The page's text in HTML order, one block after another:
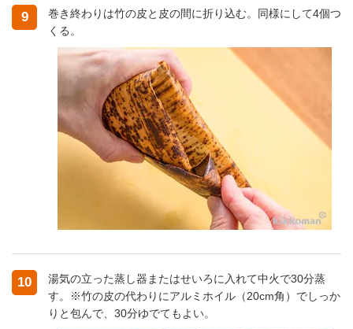
9
巻き終わりは竹の皮と皮の間に折り込む。同様にして4個つ
くる。
10
湯気の立った蒸し器またはせいろに入れて中火で30分蒸
す。※竹の皮の代わりにアルミホイル（20cm角）でしっか
りと包んで、30分ゆでてもよい。